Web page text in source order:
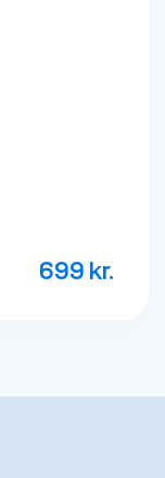
699 kr.